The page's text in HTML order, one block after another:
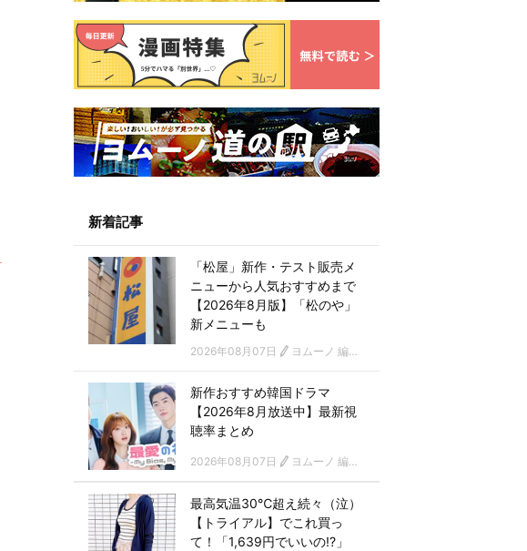
新着記事
「松屋」新作・テスト販売メ
ニューから人気おすすめまで
【2026年8月版】「松のや」
新メニューも
2026年08月07日 ヨムーノ 編集部
新作おすすめ韓国ドラマ
【2026年8月放送中】最新視
聴率まとめ
2026年08月07日 ヨムーノ 編集部 韓国ドラマチーム
最高気温30℃超え続々（泣）
【トライアル】でこれ買っ
て！「1,639円でいいの!?」